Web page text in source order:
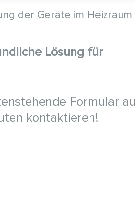
der Geräte im Heizraum
Lösung für
Formular
kontaktieren!